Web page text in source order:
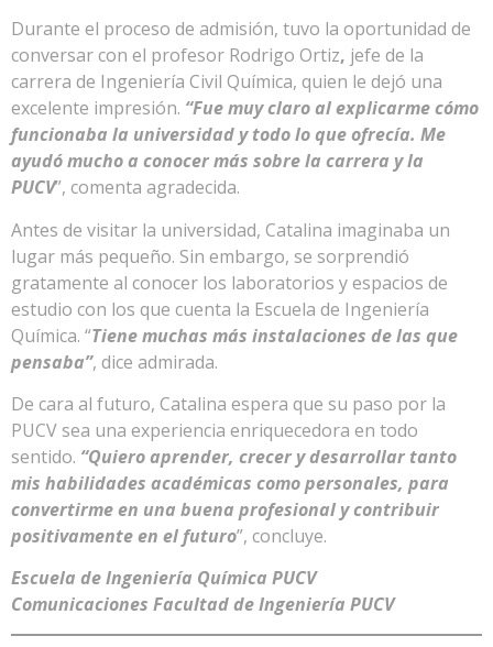
Durante el proceso de admisión, tuvo la oportunidad de
conversar con el profesor Rodrigo Ortiz, jefe de la
carrera de Ingeniería Civil Química, quien le dejó una
excelente impresión. “Fue muy claro al explicarme cómo
funcionaba la universidad y todo lo que ofrecía. Me
ayudó mucho a conocer más sobre la carrera y la
PUCV”, comenta agradecida.
Antes de visitar la universidad, Catalina imaginaba un
lugar más pequeño. Sin embargo, se sorprendió
gratamente al conocer los laboratorios y espacios de
estudio con los que cuenta la Escuela de Ingeniería
Química. “Tiene muchas más instalaciones de las que
pensaba”, dice admirada.
De cara al futuro, Catalina espera que su paso por la
PUCV sea una experiencia enriquecedora en todo
sentido. “Quiero aprender, crecer y desarrollar tanto
mis habilidades académicas como personales, para
convertirme en una buena profesional y contribuir
positivamente en el futuro”, concluye.
Escuela de Ingeniería Química PUCV
Comunicaciones Facultad de Ingeniería PUCV